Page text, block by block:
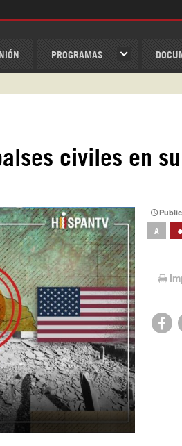
PROGRAMAS
civiles en
A •